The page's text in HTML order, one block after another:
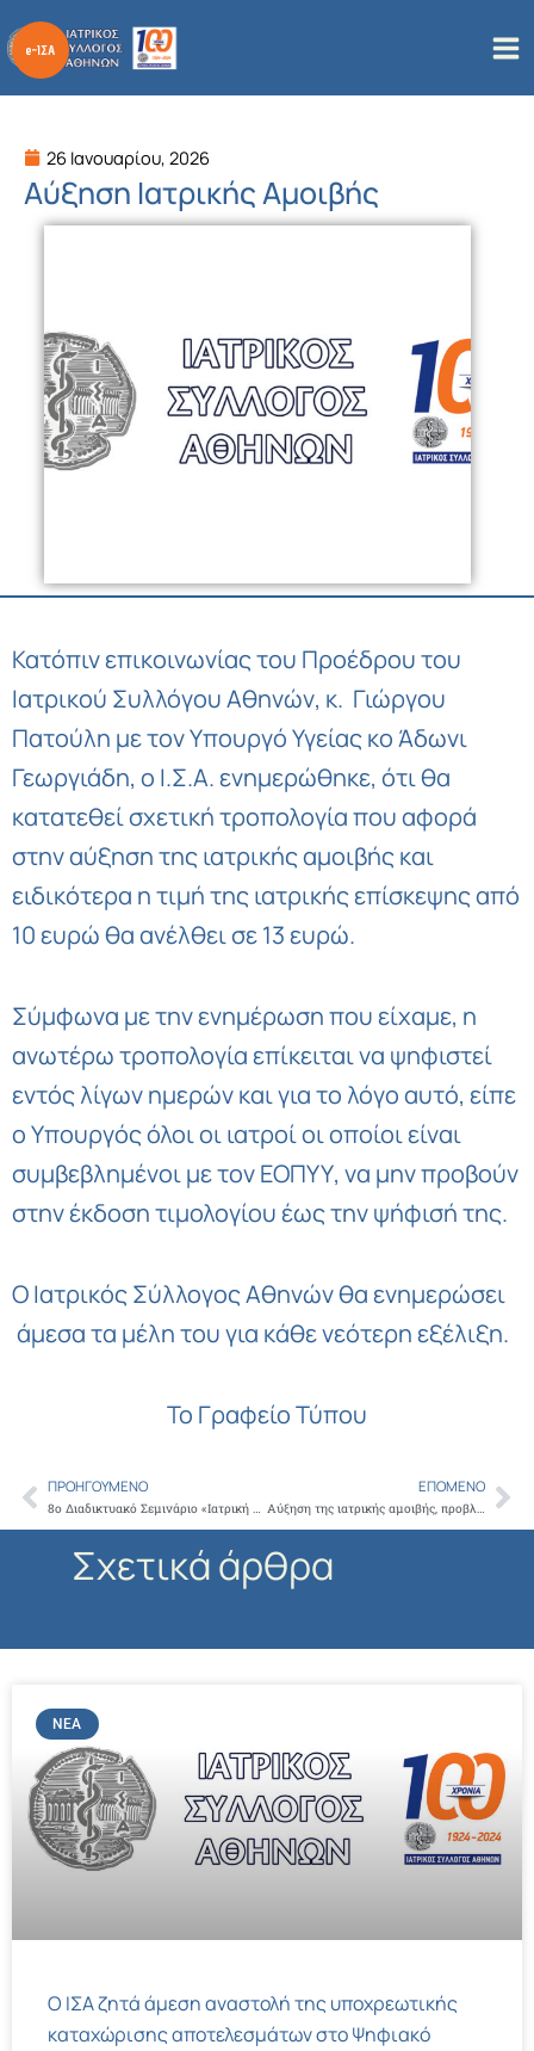
στο
περιεχόμενο
26 Ιανουαρίου, 2026
Αύξηση Ιατρικής Αμοιβής
Κατόπιν επικοινωνίας του Προέδρου του
Ιατρικού Συλλόγου Αθηνών, κ. Γιώργου
Πατούλη με τον Υπουργό Υγείας κο Άδωνι
Γεωργιάδη, ο Ι.Σ.Α. ενημερώθηκε, ότι θα
κατατεθεί σχετική τροπολογία που αφορά
στην αύξηση της ιατρικής αμοιβής και
ειδικότερα η τιμή της ιατρικής επίσκεψης από
10 ευρώ θα ανέλθει σε 13 ευρώ.
Σύμφωνα με την ενημέρωση που είχαμε, η
ανωτέρω τροπολογία επίκειται να ψηφιστεί
εντός λίγων ημερών και για το λόγο αυτό, είπε
ο Υπουργός όλοι οι ιατροί οι οποίοι είναι
συμβεβλημένοι με τον ΕΟΠΥΥ, να μην προβούν
στην έκδοση τιμολογίου έως την ψήφισή της.
Ο Ιατρικός Σύλλογος Αθηνών θα ενημερώσει
άμεσα τα μέλη του για κάθε νεότερη εξέλιξη.
Το Γραφείο Τύπου
Prev
ΠΡΟΗΓΟΎΜΕΝΟ
8ο Διαδικτυακό Σεμινάριο «Ιατρική και Λογοτεχνία», με τίτλο: «Το σώμα του ασθενούς στην ιατρική, στο φαντασιακό και στη νομοθεσία»
ΕΠΌΜΕΝΟ
Αύξηση της ιατρικής αμοιβής, προβλέπει τροπολογία που θα καταθέσει το Υπουργείο Υγείας
Σχετικά άρθρα
ΝΈΑ
Ο ΙΣΑ ζητά άμεση αναστολή της υποχρεωτικής
καταχώρισης αποτελεσμάτων στο Ψηφιακό